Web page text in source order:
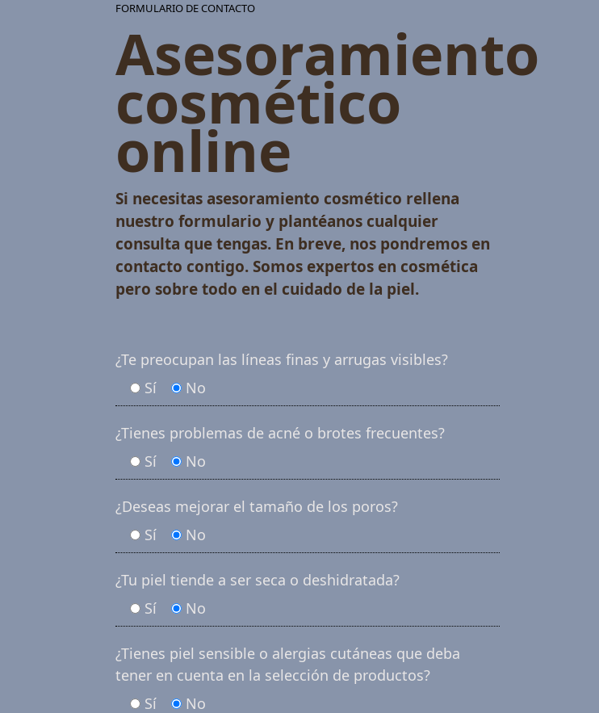
FORMULARIO DE CONTACTO
Asesoramiento
cosmético
online
Si necesitas asesoramiento cosmético rellena
nuestro formulario y plantéanos cualquier
consulta que tengas. En breve, nos pondremos en
contacto contigo. Somos expertos en cosmética
pero sobre todo en el cuidado de la piel.
¿Te preocupan las líneas finas y arrugas visibles?
Sí
No
¿Tienes problemas de acné o brotes frecuentes?
Sí
No
¿Deseas mejorar el tamaño de los poros?
Sí
No
¿Tu piel tiende a ser seca o deshidratada?
Sí
No
¿Tienes piel sensible o alergias cutáneas que deba
tener en cuenta en la selección de productos?
Sí
No